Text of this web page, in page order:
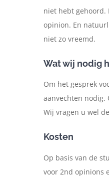
niet hebt gehoord.
opinion. En
niet zo vreemd.
Wat wij nodig
Om het gesprek
aanvechten nodig.
Wij vragen u wel
Kosten
Op basis van de
voor 2nd opinions